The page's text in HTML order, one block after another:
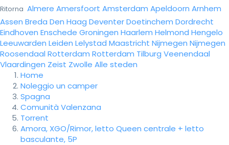
Ritorna Almere Amersfoort Amsterdam Apeldoorn Arnhem
Assen Breda Den Haag DeventerDoetinchem Dordrecht
Eindhoven Enschede Groningen Haarlem Helmond Hengelo
Leeuwarden Leiden Lelystad Maastricht Nijmegen Nijmegen
Roosendaal Rotterdam Rotterdam Tilburg Veenendaal
Vlaardingen Zeist Zwolle Alle steden
Home
Noleggio un camper
Spagna
Comunità Valenzana
Torrent
Amora, XGO/Rimor, letto Queen centrale + letto
basculante, 5P